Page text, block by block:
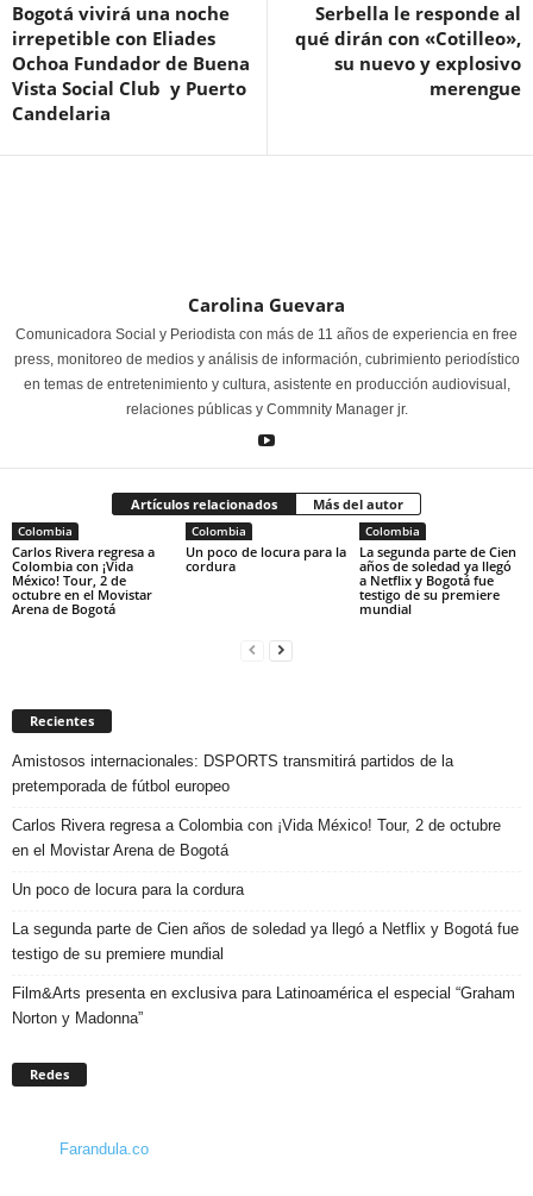
Bogotá vivirá una noche
irrepetible con Eliades
Ochoa Fundador de Buena
Vista Social Club y Puerto
Candelaria
Serbella le responde al
qué dirán con «Cotilleo»,
su nuevo y explosivo
merengue
Carolina Guevara
Comunicadora Social y Periodista con más de 11 años de experiencia en free
press, monitoreo de medios y análisis de información, cubrimiento periodístico
en temas de entretenimiento y cultura, asistente en producción audiovisual,
relaciones públicas y Commnity Manager jr.
Artículos relacionados Más del autor
Colombia
Carlos Rivera regresa a
Colombia con ¡Vida
México! Tour, 2 de
octubre en el Movistar
Arena de Bogotá
Colombia
Un poco de locura para la
cordura
Colombia
La segunda parte de Cien
años de soledad ya llegó
a Netflix y Bogotá fue
testigo de su premiere
mundial
Recientes
Amistosos internacionales: DSPORTS transmitirá partidos de la
pretemporada de fútbol europeo
Carlos Rivera regresa a Colombia con ¡Vida México! Tour, 2 de octubre
en el Movistar Arena de Bogotá
Un poco de locura para la cordura
La segunda parte de Cien años de soledad ya llegó a Netflix y Bogotá fue
testigo de su premiere mundial
Film&Arts presenta en exclusiva para Latinoamérica el especial “Graham
Norton y Madonna”
Redes
Farandula.co